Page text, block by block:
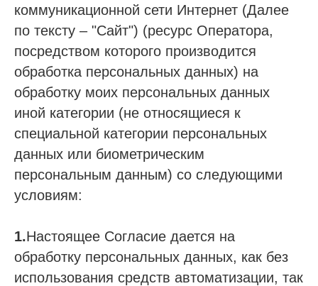
коммуникационной сети Интернет (Далее
по тексту – "Сайт") (ресурс Оператора,
посредством которого производится
обработка персональных данных) на
обработку моих персональных данных
иной категории (не относящиеся к
специальной категории персональных
данных или биометрическим
персональным данным) со следующими
условиям:
1.Настоящее Согласие дается на
обработку персональных данных, как без
использования средств автоматизации, так